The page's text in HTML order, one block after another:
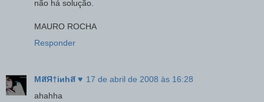
não há solução.
MAURO ROCHA
Responder
MสЯ†iиhส ♥ 17 de abril de 2008 às 16:28
ahahha